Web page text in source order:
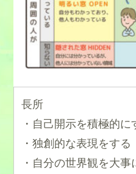
長所
・自己開示を積極的に
・独創的な表現をする
・自分の世界観を大事